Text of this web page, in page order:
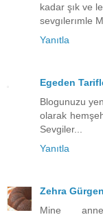
kadar şık ve
sevgılerımle
Yanıtla
Egeden
Blogunuzu
olarak
Sevgiler...
Yanıtla
Zehra Gürgen
Mine